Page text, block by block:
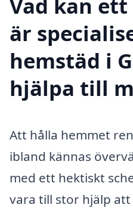
är
hemstäd i
hjälpa till
Att hålla hemmet
ibland kännas
med ett hektiskt
vara till stor hjälp